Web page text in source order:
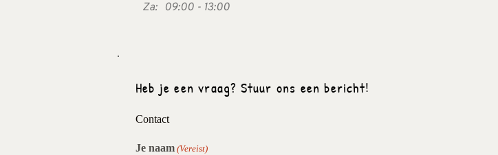
Za: 09:00 - 13:00
Heb je een vraag? Stuur ons een bericht!
Contact
Je naam (Vereist)